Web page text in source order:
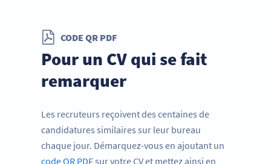
CODE QR PDF
Pour un CV qui se fait
remarquer
Les recruteurs reçoivent des centaines de
candidatures similaires sur leur bureau
chaque jour. Démarquez-vous en ajoutant un
code QR PDFsur votre CV et mettez ainsi en